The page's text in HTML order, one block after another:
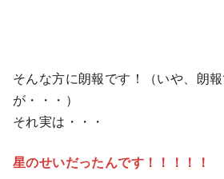
そんな方に朗報です！（いや、朗
が・・・）
それ実は・・・
星のせいだったんです！！！！！